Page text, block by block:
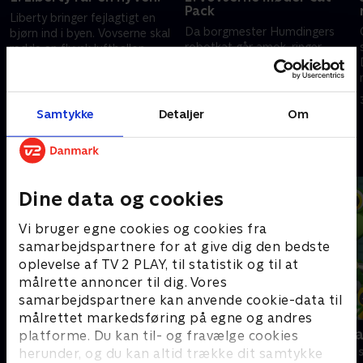
Samtykke Detaljer Om
Dine data og cookies
Vi bruger egne cookies og cookies fra
samarbejdspartnere for at give dig den bedste
oplevelse af TV 2 PLAY, til statistik og til at
målrette annoncer til dig. Vores
samarbejdspartnere kan anvende cookie-data til
målrettet markedsføring på egne og andres
platforme. Du kan til- og fravælge cookies
herunder, og du kan altid trække dit samtykke
Liberty bringer fejlagtigt en
bjørn ind i byen. Vovserne skal
redde en flyvsk luftballon.
Pack
Da borgmester Humdingers
robotkat går amok, ringer
vovserne til Cat Pack for at få
Andre så også
Gurli Gris
Børneserier • 4 sæsoner
Geckos
Børneserier • 2